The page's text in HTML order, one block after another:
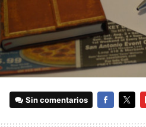
Sin comentarios